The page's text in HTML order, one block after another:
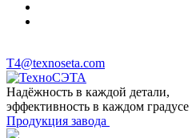
T4@texnoseta.com
Надёжность в каждой детали,
эффективность в каждом градусе
Продукция завода